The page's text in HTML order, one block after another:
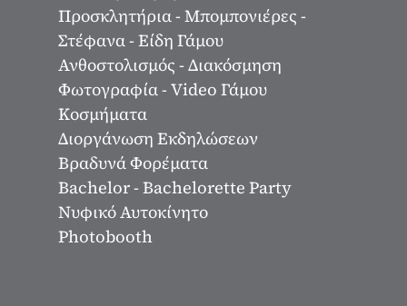
Προσκλητήρια - Μπομπονιέρες -
Στέφανα - Είδη Γάμου
Ανθοστολισμός - Διακόσμηση
Φωτογραφία - Video Γάμου
Κοσμήματα
Διοργάνωση Εκδηλώσεων
Βραδυνά Φορέματα
Bachelor - Bachelorette Party
Νυφικό Αυτοκίνητο
Photobooth